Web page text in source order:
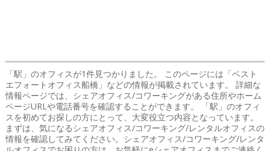
「駅」のオフィスが1件見つかりました。 このページには「ベスト
エフォートオフィス船橋」などの情報が掲載されています。 詳細な
情報ページでは、シェアオフィス/コワーキングがある住所やホーム
ページURLや電話番号を確認することができます。 「駅」のオフィ
スを初めてお探しの方にとって、大変役立つ内容となっています。
まずは、気になるシェアオフィス/コワーキング/レンタルオフィスの
情報を確認してみてください。シェアオフィス/コワーキング/レンタ